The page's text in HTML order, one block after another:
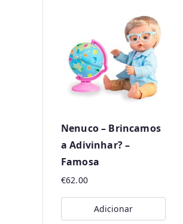
Nenuco – Brincamos
a Adivinhar? –
Famosa
€62.00
Adicionar